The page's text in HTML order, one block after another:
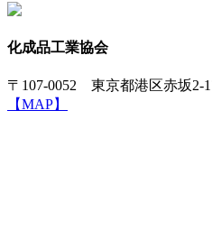
化成品工業協会
〒107-0052 東京都港区赤坂
【MAP】